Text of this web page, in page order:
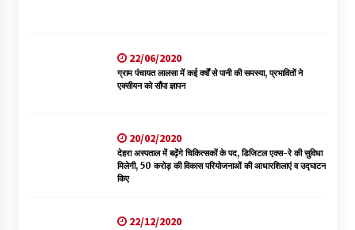
22/06/2020
ग्राम पंचायत लालसा में कई वर्षों से पानी की समस्या, प्रभावितों ने
एक्सीयन को सौंपा ज्ञापन
20/02/2020
देहरा अस्पताल में बढ़ेंगे चिकित्सकों के पद, डिजिटल एक्स-रे की सुविधा
मिलेगी, 50 करोड़ की विकास परियोजनाओं की आधारशिलाएं व उद्घाटन
किए
22/12/2020